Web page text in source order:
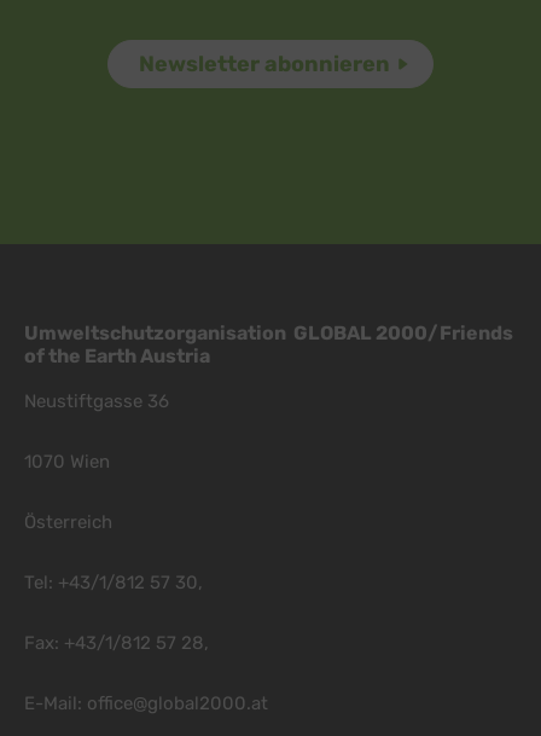
Umweltschutzorganisation GLOBAL 2000/Friends
of the Earth Austria
Neustiftgasse 36
1070 Wien
Österreich
Tel: +43/1/812 57 30,
Fax: +43/1/812 57 28,
E-Mail: office@global2000.at